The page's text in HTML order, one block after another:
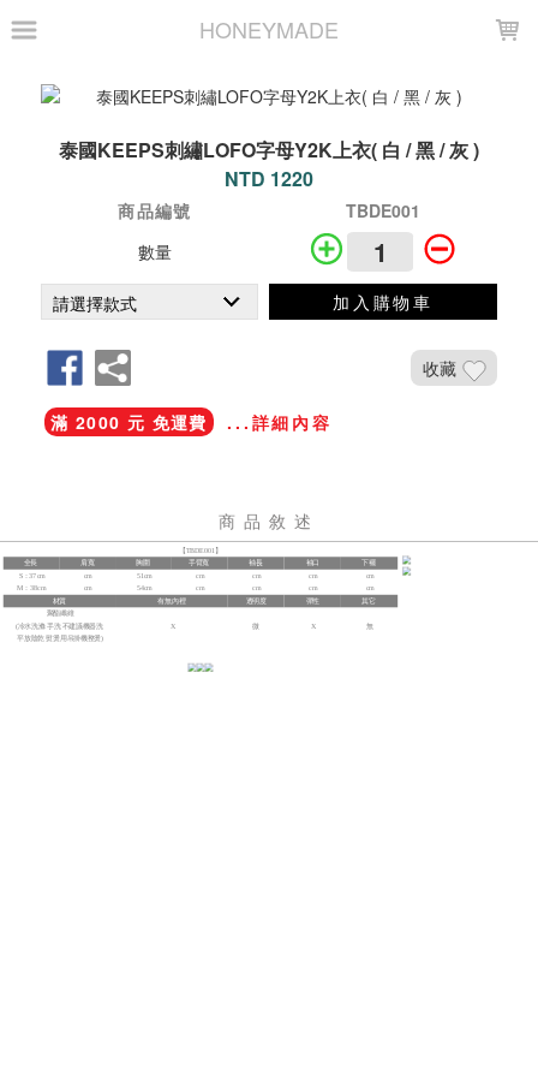
HONEYMADE
泰國KEEPS刺繡LOFO字母Y2K上衣( 白 / 黑 / 灰 )
NTD 1220
商品編號
TBDE001
數量
加入購物車
收藏
滿 2000 元 免運費 ...詳細內容
商品敘述